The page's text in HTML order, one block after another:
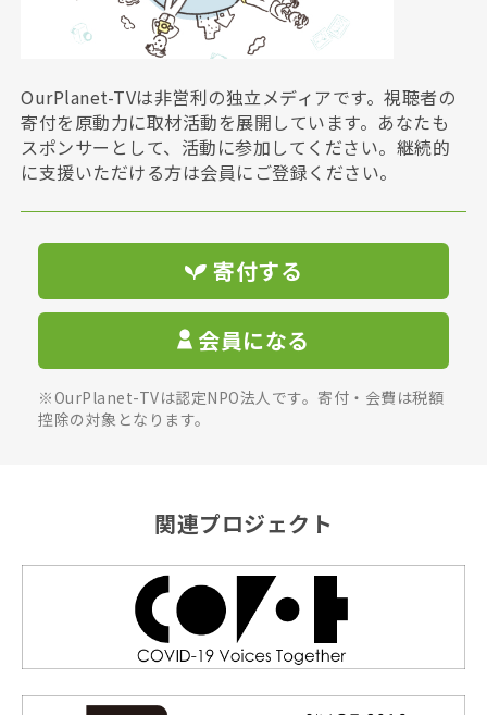
OurPlanet-TVは非営利の独立メディアです。視聴者の
寄付を原動力に取材活動を展開しています。あなたも
スポンサーとして、活動に参加してください。継続的
に支援いただける方は会員にご登録ください。
寄付する
会員になる
※OurPlanet-TVは認定NPO法人です。寄付・会費は税額
控除の対象となります。
関連プロジェクト